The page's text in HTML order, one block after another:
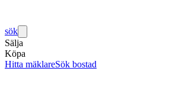
sök
Sälja
Köpa
Hitta mäklareSök bostad